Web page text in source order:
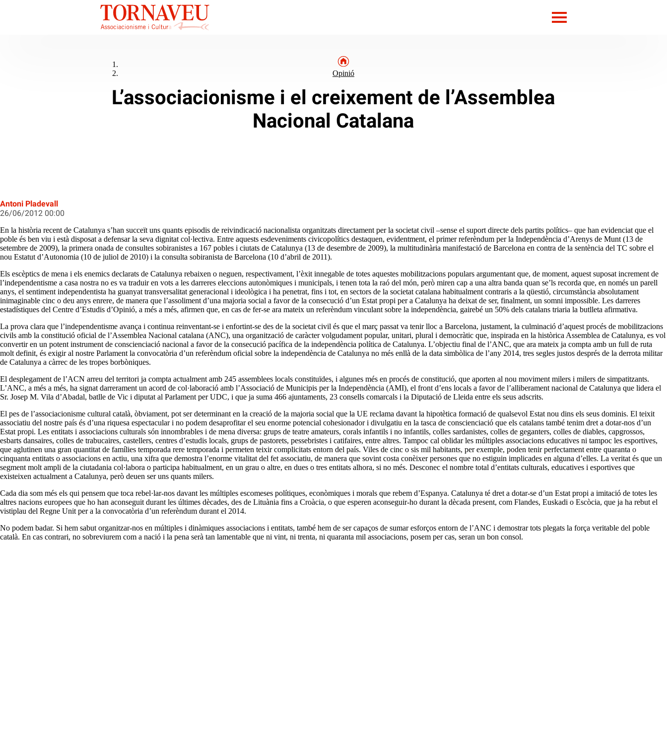
Opinió
L’associacionisme i el creixement de l’Assemblea
Nacional Catalana
Antoni Pladevall
26/06/2012 00:00
En la història recent de Catalunya s’han succeït uns quants episodis de reivindicació nacionalista organitzats directament per la societat civil –sense el suport directe dels partits polítics– que han evidenciat que el
poble és ben viu i està disposat a defensar la seva dignitat col·lectiva. Entre aquests esdeveniments civicopolítics destaquen, evidentment, el primer referèndum per la Independència d’Arenys de Munt (13 de
setembre de 2009), la primera onada de consultes sobiranistes a 167 pobles i ciutats de Catalunya (13 de desembre de 2009), la multitudinària manifestació de Barcelona en contra de la sentència del TC sobre el
nou Estatut d’Autonomia (10 de juliol de 2010) i la consulta sobiranista de Barcelona (10 d’abril de 2011).
Els escèptics de mena i els enemics declarats de Catalunya rebaixen o neguen, respectivament, l’èxit innegable de totes aquestes mobilitzacions populars argumentant que, de moment, aquest suposat increment de
l’independentisme a casa nostra no es va traduir en vots a les darreres eleccions autonòmiques i municipals, i tenen tota la raó del món, però miren cap a una altra banda quan se’ls recorda que, en només un parell
anys, el sentiment independentista ha guanyat transversalitat generacional i ideològica i ha penetrat, fins i tot, en sectors de la societat catalana habitualment contraris a la qüestió, circumstància absolutament
inimaginable cinc o deu anys enrere, de manera que l’assoliment d’una majoria social a favor de la consecució d’un Estat propi per a Catalunya ha deixat de ser, finalment, un somni impossible. Les darreres
estadístiques del Centre d’Estudis d’Opinió, a més a més, afirmen que, en cas de fer-se ara mateix un referèndum vinculant sobre la independència, gairebé un 50% dels catalans triaria la butlleta afirmativa.
La prova clara que l’independentisme avança i continua reinventant-se i enfortint-se des de la societat civil és que el març passat va tenir lloc a Barcelona, justament, la culminació d’aquest procés de mobilitzacions
civils amb la constitució oficial de l’Assemblea Nacional catalana (ANC), una organització de caràcter volgudament popular, unitari, plural i democràtic que, inspirada en la històrica Assemblea de Catalunya, es vol
convertir en un potent instrument de conscienciació nacional a favor de la consecució pacífica de la independència política de Catalunya. L’objectiu final de l’ANC, que ara mateix ja compta amb un full de ruta
molt definit, és exigir al nostre Parlament la convocatòria d’un referèndum oficial sobre la independència de Catalunya no més enllà de la data simbòlica de l’any 2014, tres segles justos després de la derrota militar
de Catalunya a càrrec de les tropes borbòniques.
El desplegament de l’ACN arreu del territori ja compta actualment amb 245 assemblees locals constituïdes, i algunes més en procés de constitució, que aporten al nou moviment milers i milers de simpatitzants.
L’ANC, a més a més, ha signat darrerament un acord de col·laboració amb l’Associació de Municipis per la Independència (AMI), el front d’ens locals a favor de l’alliberament nacional de Catalunya que lidera el
Sr. Josep M. Vila d’Abadal, batlle de Vic i diputat al Parlament per UDC, i que ja suma 466 ajuntaments, 23 consells comarcals i la Diputació de Lleida entre els seus adscrits.
El pes de l’associacionisme cultural català, òbviament, pot ser determinant en la creació de la majoria social que la UE reclama davant la hipotètica formació de qualsevol Estat nou dins els seus dominis. El teixit
associatiu del nostre país és d’una riquesa espectacular i no podem desaprofitar el seu enorme potencial cohesionador i divulgatiu en la tasca de conscienciació que els catalans també tenim dret a dotar-nos d’un
Estat propi. Les entitats i associacions culturals són innombrables i de mena diversa: grups de teatre amateurs, corals infantils i no infantils, colles sardanistes, colles de geganters, colles de diables, capgrossos,
esbarts dansaires, colles de trabucaires, castellers, centres d’estudis locals, grups de pastorets, pessebristes i catifaires, entre altres. Tampoc cal oblidar les múltiples associacions educatives ni tampoc les esportives,
que aglutinen una gran quantitat de famílies temporada rere temporada i permeten teixir complicitats entorn del país. Viles de cinc o sis mil habitants, per exemple, poden tenir perfectament entre quaranta o
cinquanta entitats o associacions en actiu, una xifra que demostra l’enorme vitalitat del fet associatiu, de manera que sovint costa conèixer persones que no estiguin implicades en alguna d’elles. La veritat és que un
segment molt ampli de la ciutadania col·labora o participa habitualment, en un grau o altre, en dues o tres entitats alhora, si no més. Desconec el nombre total d’entitats culturals, educatives i esportives que
existeixen actualment a Catalunya, però deuen ser uns quants milers.
Cada dia som més els qui pensem que toca rebel·lar-nos davant les múltiples escomeses polítiques, econòmiques i morals que rebem d’Espanya. Catalunya té dret a dotar-se d’un Estat propi a imitació de totes les
altres nacions europees que ho han aconseguit durant les últimes dècades, des de Lituània fins a Croàcia, o que esperen aconseguir-ho durant la dècada present, com Flandes, Euskadi o Escòcia, que ja ha rebut el
vistiplau del Regne Unit per a la convocatòria d’un referèndum durant el 2014.
No podem badar. Si hem sabut organitzar-nos en múltiples i dinàmiques associacions i entitats, també hem de ser capaços de sumar esforços entorn de l’ANC i demostrar tots plegats la força veritable del poble
català. En cas contrari, no sobreviurem com a nació i la pena serà tan lamentable que ni vint, ni trenta, ni quaranta mil associacions, posem per cas, seran un bon consol.